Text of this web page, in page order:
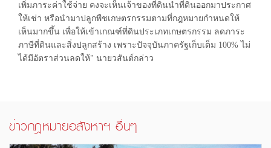
เพิ่มภาระค่าใช้จ่าย คงจะเห็นเจ้าของที่ดินนำที่ดินออกมาประกาศ
ให้เช่า หรือนำมาปลูกพืชเกษตรกรรมตามที่กฎหมายกำหนดให้
เห็นมากขึ้น เพื่อให้เข้าเกณฑ์ที่ดินประเภทเกษตรกรรม ลดภาระ
ภาษีที่ดินและสิ่งปลูกสร้าง เพราะปัจจุบันภาครัฐเก็บเต็ม 100% ไม่
ได้มีอัตราส่วนลดให้" นายวสันต์กล่าว
ข่าวกฎหมายอสังหาฯ อื่นๆ